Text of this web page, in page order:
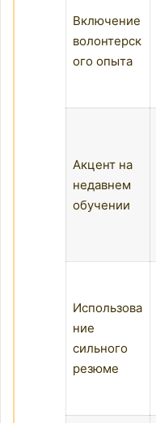
Включение
волонтерск
ого опыта
Акцент на
недавнем
обучении
Использова
ние
сильного
резюме